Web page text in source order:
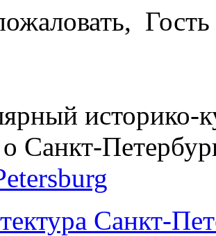
Гость
историко-
Санкт-
Санкт-